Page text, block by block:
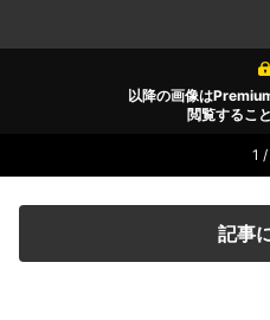
以降の画像は
閲覧するこ
1
記事